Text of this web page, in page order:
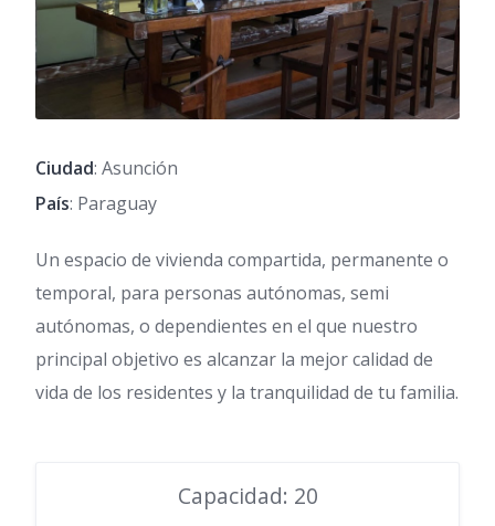
Ciudad: Asunción
País: Paraguay
Un espacio de vivienda compartida, permanente o
temporal, para personas autónomas, semi
autónomas, o dependientes en el que nuestro
principal objetivo es alcanzar la mejor calidad de
vida de los residentes y la tranquilidad de tu familia.
Capacidad: 20